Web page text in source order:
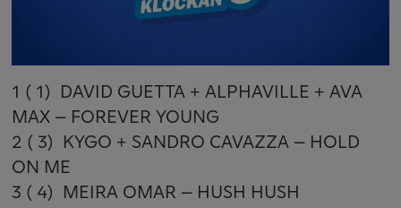
1 ( 1) DAVID GUETTA + ALPHAVILLE + AVA
MAX – FOREVER YOUNG
2 ( 3) KYGO + SANDRO CAVAZZA – HOLD
ON ME
3 ( 4) MEIRA OMAR – HUSH HUSH